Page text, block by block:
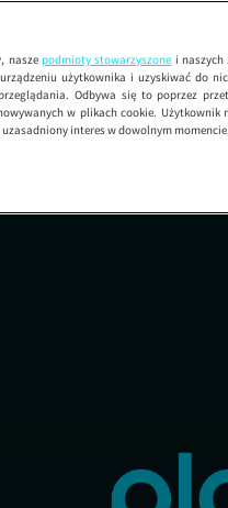
nasze podmioty stowarzyszone i naszych
użytkownika i uzyskiwać do
Odbywa się to poprzez
w plikach cookie. Użytkownik
interes w dowolnym